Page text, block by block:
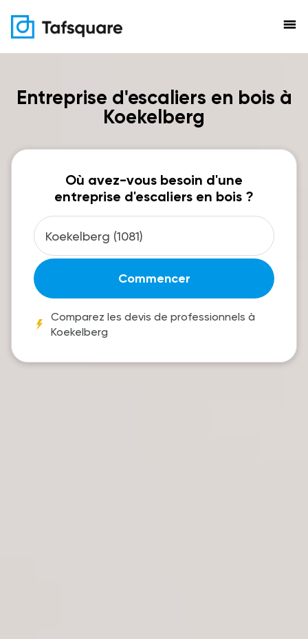
menu
Entreprise d'escaliers en bois à
Koekelberg
Où avez-vous besoin d'une
entreprise d'escaliers en bois ?
Commencer
Comparez les devis de professionnels à
Koekelberg